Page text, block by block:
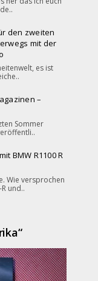
den zweiten
mit der
es ist
–
Sommer
BMW R1100 R
Wie versprochen
und..